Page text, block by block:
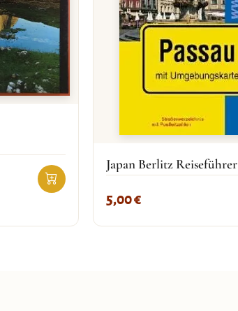
Japan Berlitz Reiseführer
5,00€